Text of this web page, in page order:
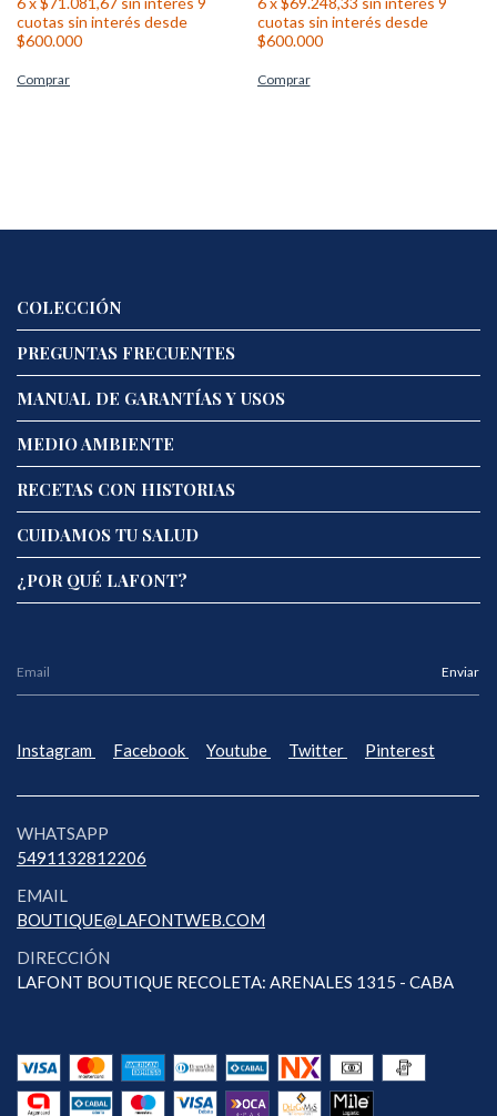
COLECCIÓN
PREGUNTAS FRECUENTES
MANUAL DE GARANTÍAS Y USOS
MEDIO AMBIENTE
RECETAS CON HISTORIAS
CUIDAMOS TU SALUD
¿POR QUÉ LAFONT?
Instagram Facebook Youtube Twitter Pinterest
WHATSAPP
5491132812206
EMAIL
BOUTIQUE@LAFONTWEB.COM
DIRECCIÓN
LAFONT BOUTIQUE RECOLETA: ARENALES 1315 - CABA